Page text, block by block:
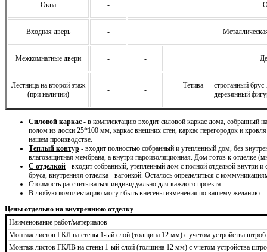
Окна -
Входная дверь -
Межкомнатные двери - -
Лестница на второй этаж
(при наличии)
- -
Тетива — строганный
деревянный
Силовой каркас - в комплектацию входит силовой каркас дома, собранный
полом из доски 25*100 мм, каркас внешних стен, каркас перегородок и
нашем производстве.
Теплый контур - входит полностью собранный и утепленный дом, без
влагозащитная мембрана, а внутри пароизоляционная. Дом готов к отделке
С отделкой - входит собранный, утепленный дом с полной отделкой внутри
бруса, внутренняя отделка - вагонкой. Осталось определиться с
Стоимость рассчитываться индивидуально для каждого проекта.
В любую комплектацию могут быть внесены изменения по вашему желанию.
Цены отдельно на внутреннюю отделку
Наименование работ/материалов
Монтаж листов ГКЛ на стены 1-ый слой (толщина 12 мм) с учетом устройства штроб
Монтаж листов ГКЛВ на стены 1-ый слой (толщина 12 мм) с учетом устройства